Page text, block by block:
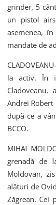
grinder, 5
un pistol
asemenea,
mandate de
la activ. În
Andrei
după ce a
BCCO.
MIHAI
grenadă de
Moldovan,
alături de
Zăgrean. Cei